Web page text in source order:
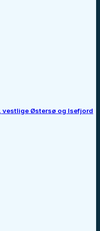
vestlige Østersø og Isefjord